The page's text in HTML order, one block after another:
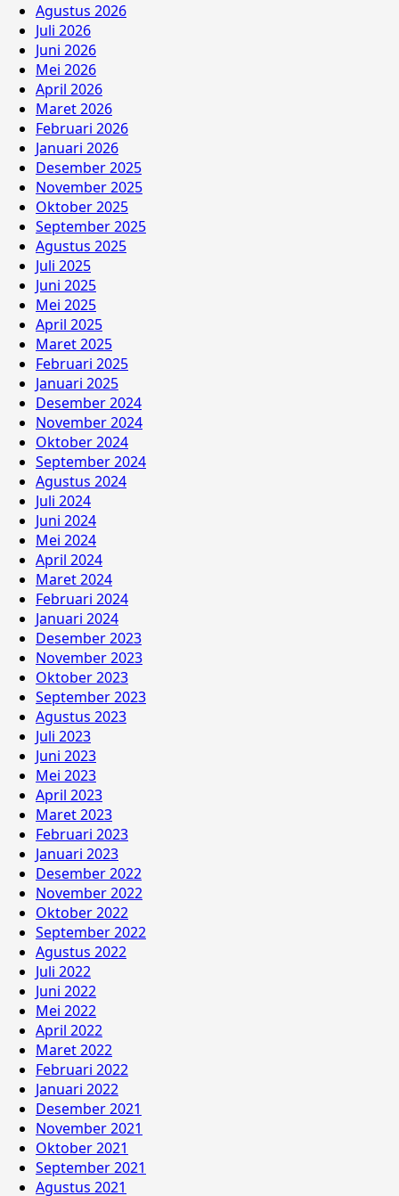
Agustus 2026
Juli 2026
Juni 2026
Mei 2026
April 2026
Maret 2026
Februari 2026
Januari 2026
Desember 2025
November 2025
Oktober 2025
September 2025
Agustus 2025
Juli 2025
Juni 2025
Mei 2025
April 2025
Maret 2025
Februari 2025
Januari 2025
Desember 2024
November 2024
Oktober 2024
September 2024
Agustus 2024
Juli 2024
Juni 2024
Mei 2024
April 2024
Maret 2024
Februari 2024
Januari 2024
Desember 2023
November 2023
Oktober 2023
September 2023
Agustus 2023
Juli 2023
Juni 2023
Mei 2023
April 2023
Maret 2023
Februari 2023
Januari 2023
Desember 2022
November 2022
Oktober 2022
September 2022
Agustus 2022
Juli 2022
Juni 2022
Mei 2022
April 2022
Maret 2022
Februari 2022
Januari 2022
Desember 2021
November 2021
Oktober 2021
September 2021
Agustus 2021